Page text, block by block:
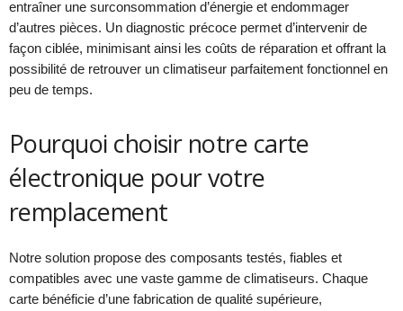
entraîner une surconsommation d’énergie et endommager
d’autres pièces. Un diagnostic précoce permet d’intervenir de
façon ciblée, minimisant ainsi les coûts de réparation et offrant la
possibilité de retrouver un climatiseur parfaitement fonctionnel en
peu de temps.
Pourquoi choisir notre carte
électronique pour votre
remplacement
Notre solution propose des composants testés, fiables et
compatibles avec une vaste gamme de climatiseurs. Chaque
carte bénéficie d’une fabrication de qualité supérieure,